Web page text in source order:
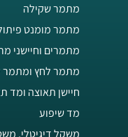
מתמר שקילה
מתמר מומנט
מתמרים וחיישני
מתמר לחץ ומתמר
חיישן תאוצה ומד
מד שיפוע
משקל דיגיטלי,